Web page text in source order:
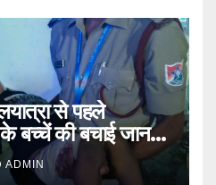
से पहले
बच्चें की बचाई जान
ADMIN